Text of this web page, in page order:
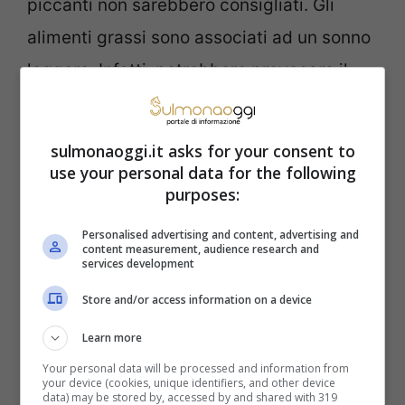
piccanti non sarebbero consigliati. Gli
alimenti grassi sono associati ad un sonno
leggero. Infatti, potrebbero provocare il
reflusso acido, che peggiorerebbe in
Sai cosa dovresti fare per
dormire sonni beati e
tranquilli? Le abitudini
corrette
Ma allora cosa sarebbe meglio fare prima
sulmonaoggi.it asks for your consent to
use your personal data for the following
purposes:
Personalised advertising and content, advertising and
content measurement, audience research and
services development
Store and/or access information on a device
Learn more
Your personal data will be processed and information from
your device (cookies, unique identifiers, and other device
data) may be stored by, accessed by and shared with 319